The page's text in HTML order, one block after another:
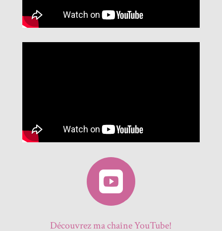

Découvrez ma chaîne YouTube!